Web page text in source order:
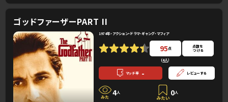
ゴッドファーザーPART II
1974年・アクション・ドラマ・ギャング・マフィア
95点
(4人）
点数を
つける
マッチ率 - レビューする
4人 0人